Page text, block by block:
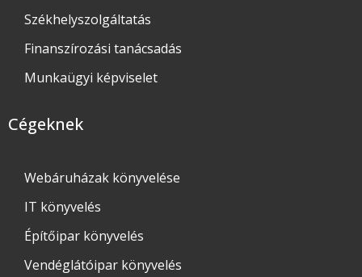
Székhelyszolgáltatás
Finanszírozási tanácsadás
Munkaügyi képviselet
Cégeknek
Webáruházak könyvelése
IT könyvelés
Építőipar könyvelés
Vendéglátóipar könyvelés